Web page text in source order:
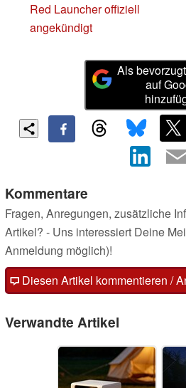
Red Launcher offiziell
angekündigt
Als
auf
Kommentare
Fragen, Anregungen, zusätzliche
Artikel? - Uns interessiert Deine
Anmeldung möglich)!
Diesen Artikel kommentieren /
Verwandte Artikel